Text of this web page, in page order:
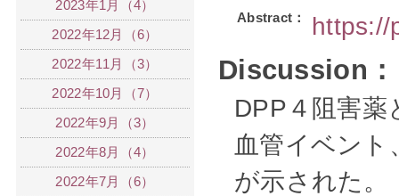
Abstract： https://
Discussion：
DPP４阻害薬
血管イベント
が示された。
2023年1月（4）
2022年12月（6）
2022年11月（3）
2022年10月（7）
2022年9月（3）
2022年8月（4）
2022年7月（6）